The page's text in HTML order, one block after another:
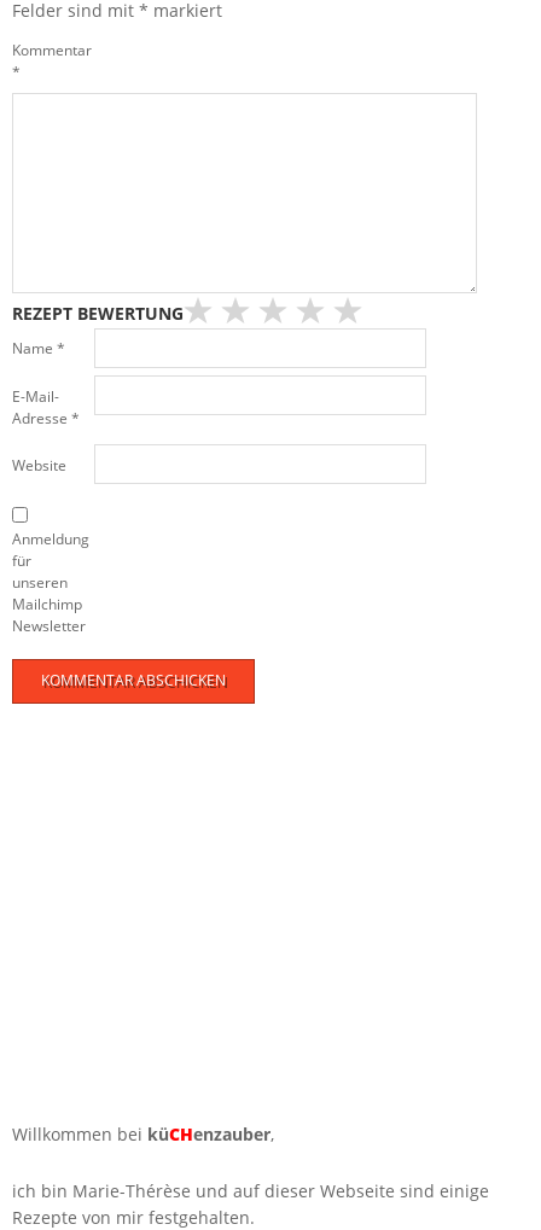
Felder sind mit * markiert
Kommentar
*
REZEPT BEWERTUNG
Name *
E-Mail-
Adresse *
Website
Anmeldung
für
unseren
Mailchimp
Newsletter
Willkommen bei küCHenzauber,
ich bin Marie-Thérèse und auf dieser Webseite sind einige
Rezepte von mir festgehalten.